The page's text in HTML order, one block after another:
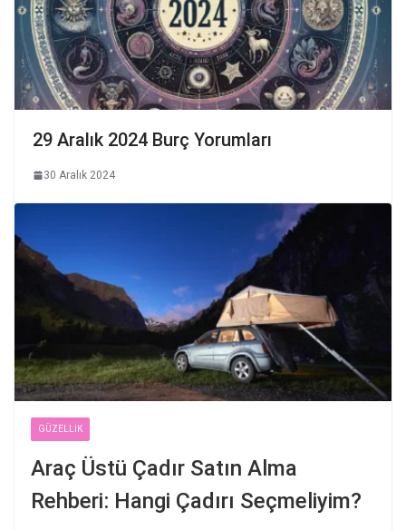
29 Aralık 2024 Burç Yorumları
30 Aralık 2024
GÜZELLIK
Araç Üstü Çadır Satın Alma
Rehberi: Hangi Çadırı Seçmeliyim?